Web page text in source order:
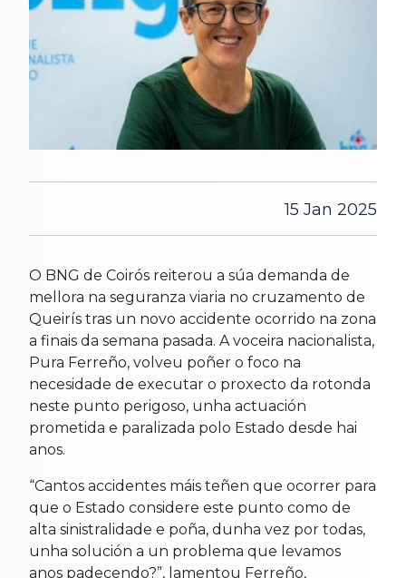
15 Jan 2025
O BNG de Coirós reiterou a súa demanda de
mellora na seguranza viaria no cruzamento de
Queirís tras un novo accidente ocorrido na zona
a finais da semana pasada. A voceira nacionalista,
Pura Ferreño, volveu poñer o foco na
necesidade de executar o proxecto da rotonda
neste punto perigoso, unha actuación
prometida e paralizada polo Estado desde hai
anos.
“Cantos accidentes máis teñen que ocorrer para
que o Estado considere este punto como de
alta sinistralidade e poña, dunha vez por todas,
unha solución a un problema que levamos
anos padecendo?”, lamentou Ferreño,